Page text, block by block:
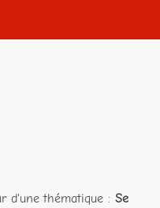
d'une thématique :Se